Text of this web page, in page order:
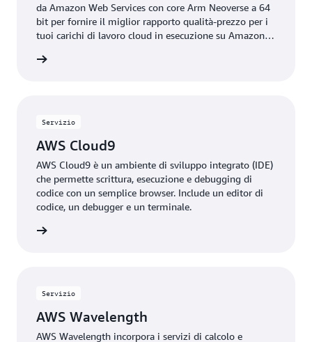
da Amazon Web Services con core Arm Neoverse a 64
bit per fornire il miglior rapporto qualità-prezzo per i
tuoi carichi di lavoro cloud in esecuzione su Amazon
Servizio
AWS Cloud9
AWS Cloud9 è un ambiente di sviluppo integrato (IDE)
che permette scrittura, esecuzione e debugging di
codice con un semplice browser. Include un editor di
codice, un debugger e un terminale.
Servizio
AWS Wavelength
AWS Wavelength incorpora i servizi di calcolo e